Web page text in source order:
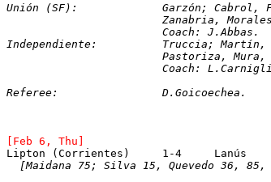
Unión (SF):		Garzón;
Zanabria,
			Coach: J.Abbas.
Independiente:
Pastoriza,
Coach:
Referee:		D.Goicoechea.
[Feb 6, Thu]
Lipton (Corrientes) 	1-4	Lanús
[Maidana 75; Silva 15, Quevedo 36,